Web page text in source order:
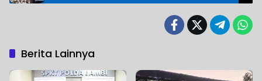
Berita Lainnya